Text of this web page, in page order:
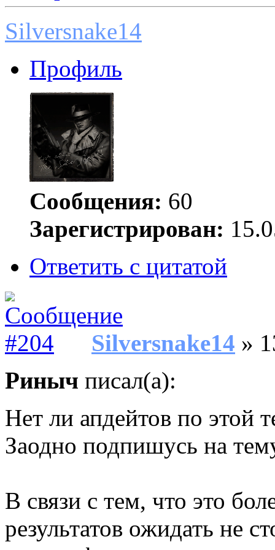
Silversnake14
Профиль
Сообщения: 60
Зарегистрирован:
Ответить с цитатой
Silversnake14 »
Риныч писал(а):
Нет ли апдейтов по этой
Заодно подпишусь на
В связи с тем, что это
результатов ожидать не